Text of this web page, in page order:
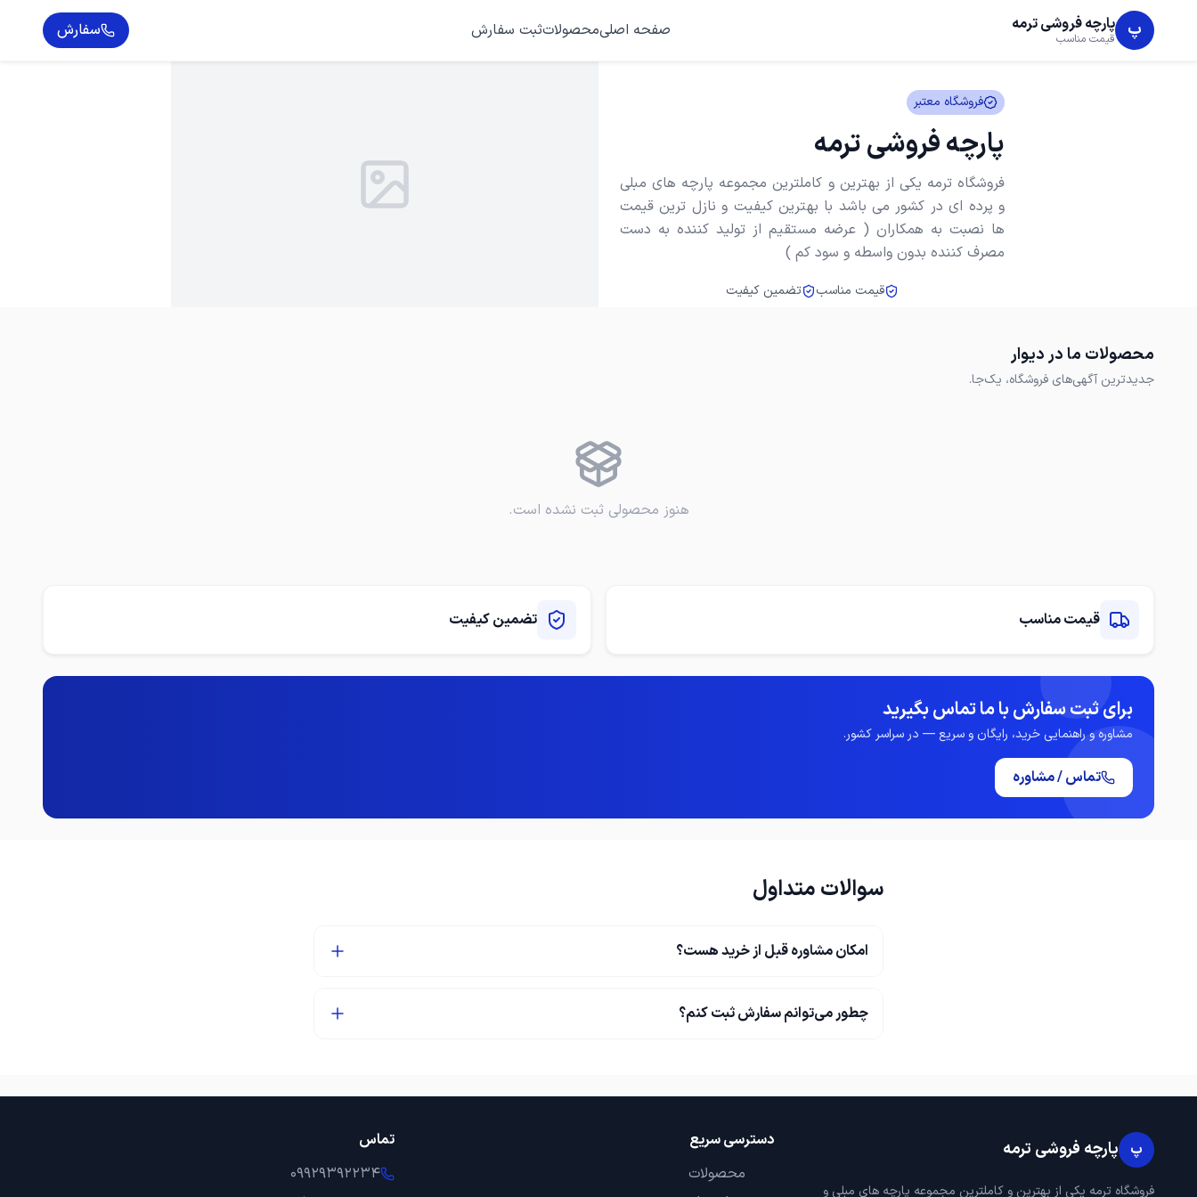
پ پارچه فروشی ترمه
قیمت مناسب صفحه اصلیمحصولاتثبت سفارش سفارش
فروشگاه معتبر
پارچه فروشی ترمه
فروشگاه ترمه یکی از بهترین و کاملترین مجموعه پارچه های مبلی
و پرده ای در کشور می باشد با بهترین کیفیت و نازل ترین قیمت
ها نصبت به همکاران ( عرضه مستقیم از تولید کننده به دست
مصرف کننده بدون واسطه و سود کم )
قیمت مناسب تضمین کیفیت
محصولات ما در دیوار
جدیدترین آگهی‌های فروشگاه، یک‌جا.
هنوز محصولی ثبت نشده است.
قیمت مناسب تضمین کیفیت
برای ثبت سفارش با ما تماس بگیرید
مشاوره و راهنمایی خرید، رایگان و سریع — در سراسر کشور.
تماس / مشاوره
سوالات متداول
امکان مشاوره قبل از خرید هست؟
چطور می‌توانم سفارش ثبت کنم؟
پ پارچه فروشی ترمه
فروشگاه ترمه یکی از بهترین و کاملترین مجموعه پارچه های مبلی و
دسترسی سریع
محصولات
تماس
09929392234